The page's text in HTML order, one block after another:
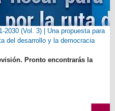
2030 (Vol. 3) | Una propuesta para
del desarrollo y la democracia
Pronto encontrarás la